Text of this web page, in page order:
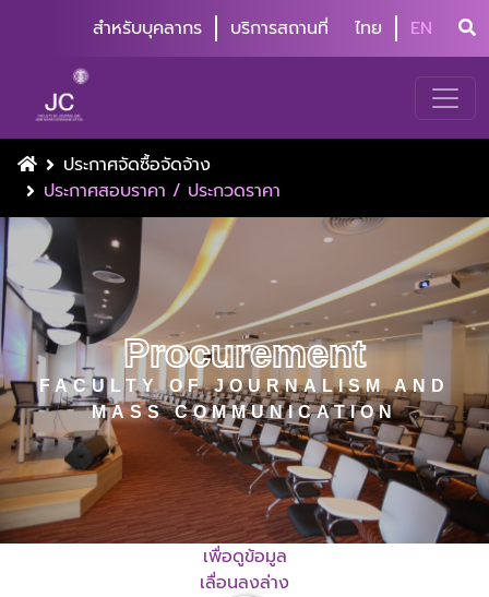
สำหรับบุคลากร บริการสถานที่ ไทย EN
ประกาศจัดซื้อจัดจ้าง
ประกาศสอบราคา / ประกวดราคา
Procurement
FACULTY OF JOURNALISM AND
MASS COMMUNICATION
เลื่อนลงล่าง
เพื่อดูข้อมูล